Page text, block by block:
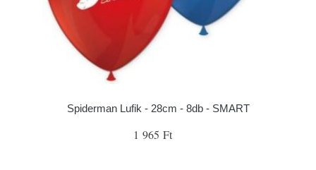
Spiderman Lufik - 28cm - 8db - SMART
1 965 Ft